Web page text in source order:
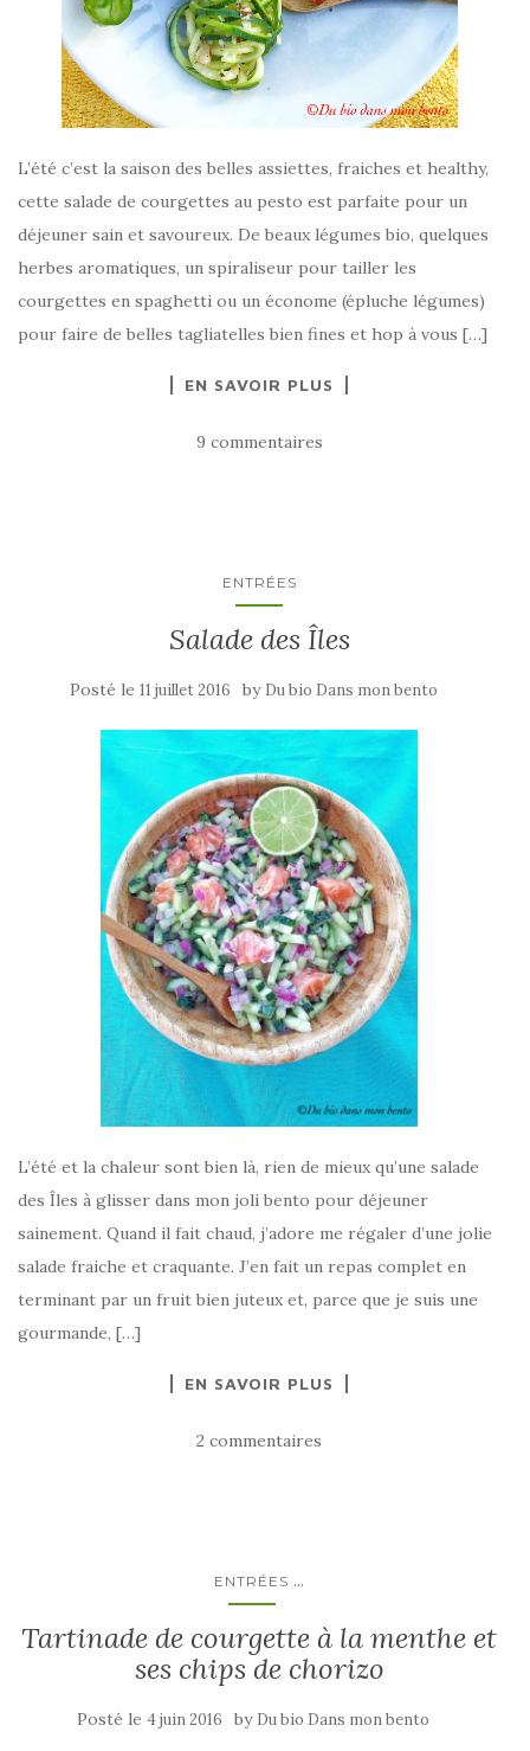
L’été c’est la saison des belles assiettes, fraiches et healthy,
cette salade de courgettes au pesto est parfaite pour un
déjeuner sain et savoureux. De beaux légumes bio, quelques
herbes aromatiques, un spiraliseur pour tailler les
courgettes en spaghetti ou un économe (épluche légumes)
pour faire de belles tagliatelles bien fines et hop à vous […]
EN SAVOIR PLUS
9 commentaires
ENTRÉES
Salade des Îles
Posté le 11 juillet 2016 by Du bio Dans mon bento
L’été et la chaleur sont bien là, rien de mieux qu’une salade
des Îles à glisser dans mon joli bento pour déjeuner
sainement. Quand il fait chaud, j’adore me régaler d’une jolie
salade fraiche et craquante. J’en fait un repas complet en
terminant par un fruit bien juteux et, parce que je suis une
gourmande, […]
EN SAVOIR PLUS
2 commentaires
ENTRÉES ...
Tartinade de courgette à la menthe et
ses chips de chorizo
Posté le 4 juin 2016 by Du bio Dans mon bento